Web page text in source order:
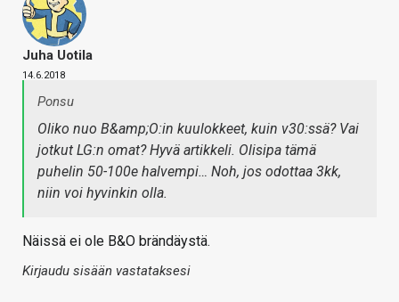
Juha Uotila
14.6.2018
Ponsu
Oliko nuo B&amp;O:in kuulokkeet, kuin v30:ssä? Vai
jotkut LG:n omat? Hyvä artikkeli. Olisipa tämä
puhelin 50-100e halvempi… Noh, jos odottaa 3kk,
niin voi hyvinkin olla.
Näissä ei ole B&O brändäystä.
Kirjaudu sisään vastataksesi